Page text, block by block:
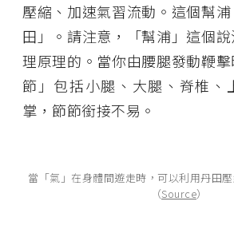
壓縮、加速氣習流動。這個幫
田」。請注意，「幫浦」這個
理原理的。當你由腰腿發動鞭
節」包括小腿、大腿、脊椎、
掌，節節銜接不易。
當「氣」在身體間遊走時，可以利用丹田
（Source）